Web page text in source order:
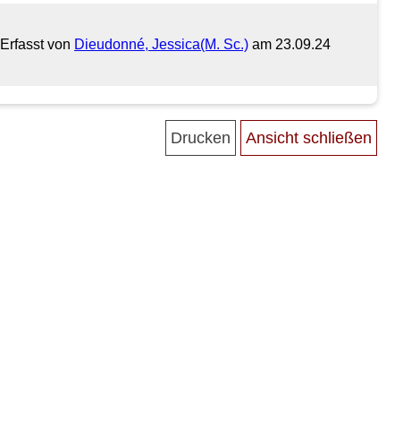
Erfasst von Dieudonné, Jessica(M. Sc.) am 23.09.24